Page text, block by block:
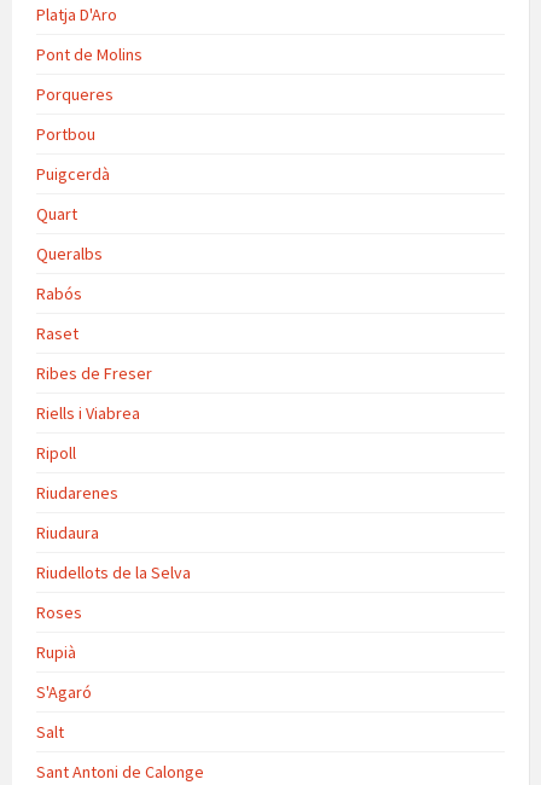
Platja D'Aro
Pont de Molins
Porqueres
Portbou
Puigcerdà
Quart
Queralbs
Rabós
Raset
Ribes de Freser
Riells i Viabrea
Ripoll
Riudarenes
Riudaura
Riudellots de la Selva
Roses
Rupià
S'Agaró
Salt
Sant Antoni de Calonge